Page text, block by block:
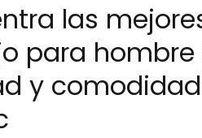
las
para hombre
y